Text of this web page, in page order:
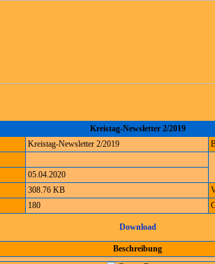
Kreistag-Newsletter 2/2019
Kreistag-Newsletter 2/2019
05.04.2020
308.76 KB
180
Download
Beschreibung